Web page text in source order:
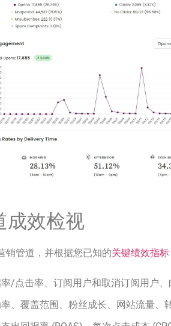
成效检视
销管道，并根据您已知的关键绩效指
/点击率、订阅用户和取消订阅用户、
、覆盖范围、粉丝成长、网站流量、